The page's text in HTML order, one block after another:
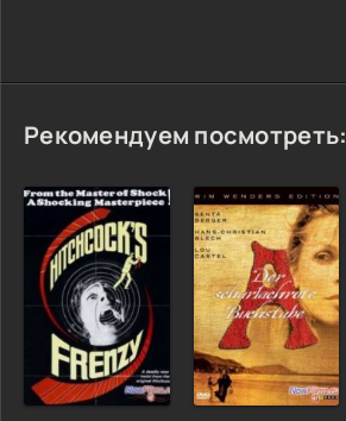
Рекомендуем посмотреть: